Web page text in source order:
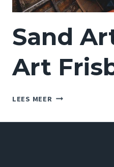
Sand
Art
LEES MEER SAND
&